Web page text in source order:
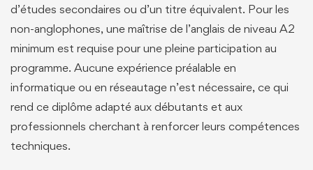
d’études secondaires ou d’un titre équivalent. Pour les
non-anglophones, une maîtrise de l’anglais de niveau A2
minimum est requise pour une pleine participation au
programme. Aucune expérience préalable en
informatique ou en réseautage n’est nécessaire, ce qui
rend ce diplôme adapté aux débutants et aux
professionnels cherchant à renforcer leurs compétences
techniques.